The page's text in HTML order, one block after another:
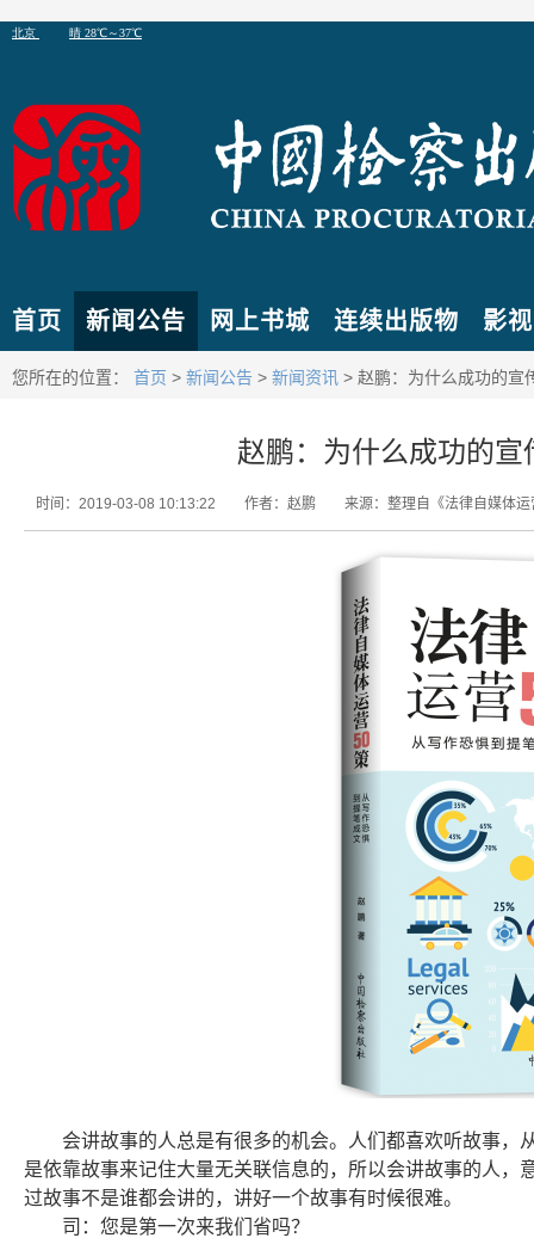
首页 新闻公告 网上书城 连续出版物 影
您所在的位置： 首页 > 新闻公告 > 新闻资讯 > 赵鹏：为什么成功的宣
赵鹏：为什么成功的
时间：2019-03-08 10:13:22 作者：赵鹏 来源：整理自《法律自媒体
会讲故事的人总是有很多的机会。人们都喜欢听故事
是依靠故事来记住大量无关联信息的，所以会讲故事的人
过故事不是谁都会讲的，讲好一个故事有时候很难。
司：您是第一次来我们省吗？